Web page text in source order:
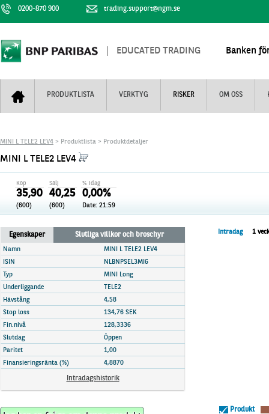
0200-870 900 trading.support@ngm.se
EDUCATED TRADING Banken
PRODUKTLISTA VERKTYG RISKER OM OSS
Mini Futures
Unlimited Turbos
Nya produkter
Stoppade & förfallna produkter
Utsålda produkter
Nyhestbrev+
Realtidskurser
Knock-plocken
Kunskapscentra+
Hur handlar jag
Marknadsöversikt
Finansiell information
MINI L TELE2 LEV4 > Produktlista > Produktdetaljer
MINI L TELE2 LEV4
Köp
35,90
(600)
Sälj
40,25
(600)
% idag
0,00%
Date: 21:59
Egenskaper Slutliga villkor och broschyr
Namn
MINI L TELE2 LEV4
ISIN
NLBNPSEL3MI6
Typ
MINI Long
Underliggande
TELE2
Hävstång
4,58
Stop loss
134,76 SEK
Fin.nivå
128,3336
Slutdag
Öppen
Paritet
1,00
Finansieringsränta (%)
4,8870
Intradagshistorik
Intradag 1
Produkt